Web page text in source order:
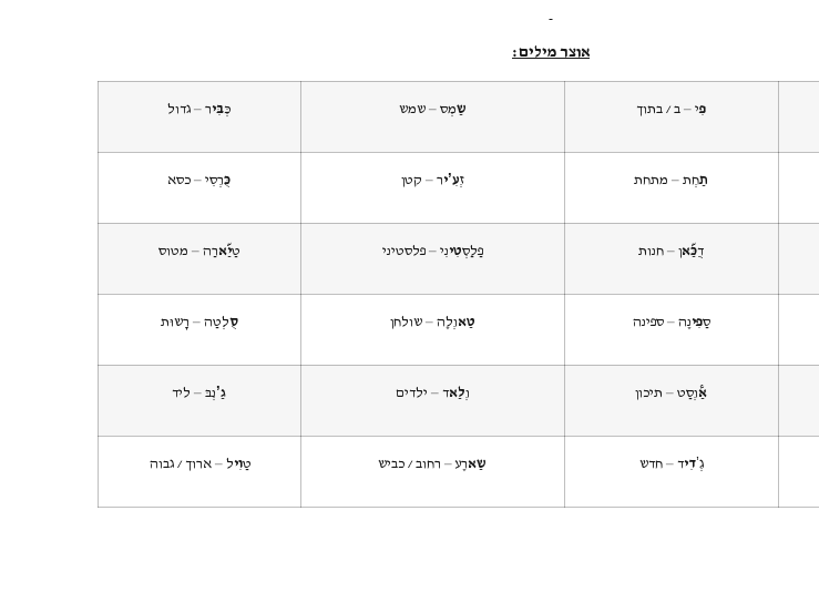
אוצר מילים:
פִי – ב / בתוך שַמְס – שמש כְּבִּיר – גדול
תַחְת – מתחת זְעִ’יר – קטן כֻּרְסִי – כסא
דֻכַּ&אן – חנות פַלַסְטִינִי – פלסטיני טַיַ&ארַה – מטוס
סַפִינֶה – ספינה טַאוְלֶה – שולחן סֻלְטַה – רָשוּת
אַ@וְסַט – תיכון וְלַאד – ילדים גַ’נְבּ – ליד
גְ’דִיד – חדש שַארֶע – רחוב / כביש טַוִיל – ארוך / גבוה